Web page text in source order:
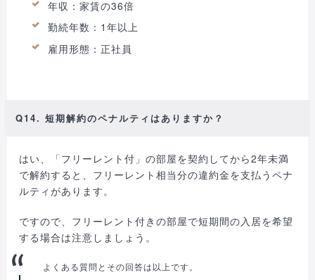
年収：家賃の36倍
勤続年数：1年以上
雇用形態：正社員
Q14. 短期解約のペナルティはありますか？
はい、「フリーレント付」の部屋を契約してから2年未満
で解約すると、フリーレント相当分の違約金を支払うペナ
ルティがあります。
ですので、フリーレント付きの部屋で短期間の入居を希望
する場合は注意しましょう。
よくある質問とその回答は以上です。